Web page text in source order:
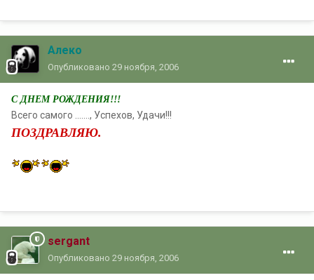
Алеко
Опубликовано 29 ноября, 2006
С ДНЕМ РОЖДЕНИЯ!!!
Всего самого ......., Успехов, Удачи!!!
ПОЗДРАВЛЯЮ.
sergant
Опубликовано 29 ноября, 2006